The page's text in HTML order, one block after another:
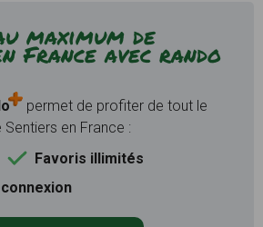
maximum de
France avec rando
permet de profiter de tout le
en France :
Favoris illimités